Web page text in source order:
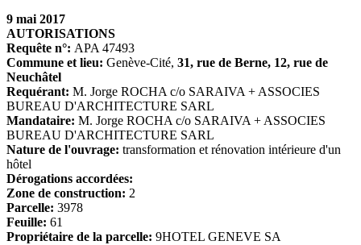
9 mai 2017
AUTORISATIONS
Requête n°: APA 47493
Commune et lieu: Genève-Cité, 31, rue de Berne, 12, rue de
Neuchâtel
Requérant: M. Jorge ROCHA c/o SARAIVA + ASSOCIES
BUREAU D'ARCHITECTURE SARL
Mandataire: M. Jorge ROCHA c/o SARAIVA + ASSOCIES
BUREAU D'ARCHITECTURE SARL
Nature de l'ouvrage: transformation et rénovation intérieure d'un
hôtel
Dérogations accordées:
Zone de construction: 2
Parcelle: 3978
Feuille: 61
Propriétaire de la parcelle: 9HOTEL GENEVE SA